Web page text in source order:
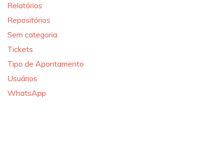
Relatórios
Repositórios
Sem categoria
Tickets
Tipo de Apontamento
Usuários
WhatsApp